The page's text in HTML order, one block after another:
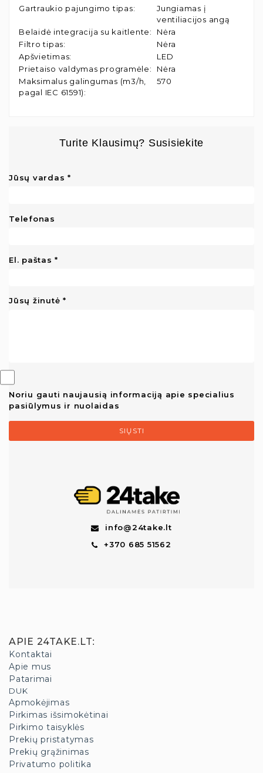
Gartraukio pajungimo tipas:
Jungiamas į
ventiliacijos angą
Belaidė integracija su kaitlente:
Nėra
Filtro tipas:
Nėra
Apšvietimas:
LED
Prietaiso valdymas programėle:
Nėra
Maksimalus galingumas (m3/h,
pagal IEC 61591):
570
Turite Klausimų? Susisiekite
Jūsų vardas
Telefonas
El. paštas
Jūsų žinutė
Noriu gauti naujausią informaciją apie specialius
pasiūlymus ir nuolaidas
SIŲSTI
info@24take.lt
+370 685 51562
APIE 24TAKE.LT:
Kontaktai
Apie mus
Patarimai
DUK
Apmokėjimas
Pirkimas išsimokėtinai
Pirkimo taisyklės
Prekių pristatymas
Prekių grąžinimas
Privatumo politika